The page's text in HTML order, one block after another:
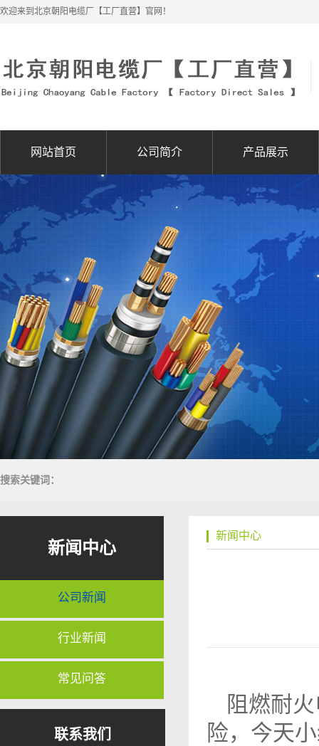
欢迎来到北京朝阳电缆厂【工厂直营】官网！
网站首页 公司简介 产品展示
搜索关键词：
新闻中心
公司新闻
行业新闻
常见问答
联系我们
新闻中心
阻燃耐
险，今天